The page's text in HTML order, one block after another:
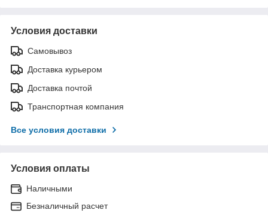
Условия доставки
Самовывоз
Доставка курьером
Доставка почтой
Транспортная компания
Все условия доставки
Условия оплаты
Наличными
Безналичный расчет